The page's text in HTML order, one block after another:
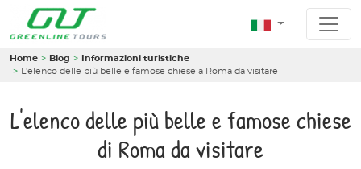
Home Blog
Informazioni turistiche
L'elenco delle più belle e famose chiese a Roma da visitare
L'elenco delle più belle e famose chiese
di Roma da visitare